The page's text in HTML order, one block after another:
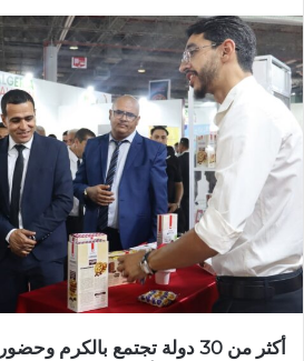
أكثر من 30 دولة تجتمع بالكرم